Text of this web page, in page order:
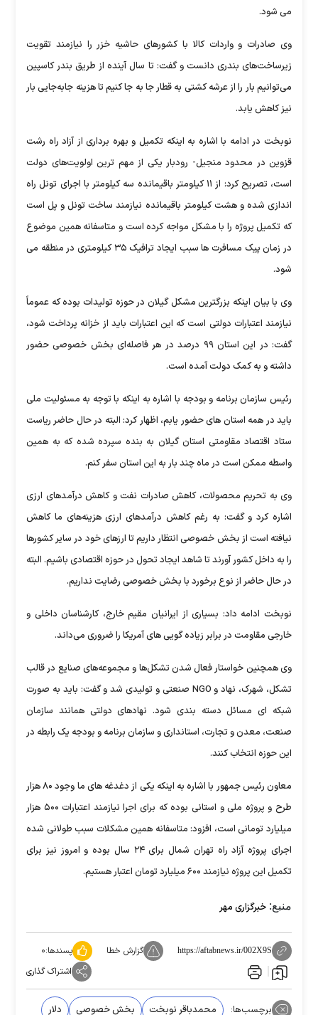
می شود.
وی صادرات و واردات کالا با کشورهای حاشیه خزر را نیازمند تقویت
زیرساخت‌های بندری دانست و گفت: تا سال آینده از طریق بندر کاسپین
می‌توانیم بار را از عرشه کشتی به قطار جا به جا کنیم تا هزینه جابه‌جایی بار
نیز کاهش یابد.
نوبخت در ادامه با اشاره به اینکه تکمیل و بهره برداری از آزاد راه رشت
قزوین در محدود منجیل- رودبار یکی از مهم ترین اولویت‌های دولت
است، تصریح کرد: از ۱۱ کیلومتر باقیمانده سه کیلومتر با اجرای تونل راه
اندازی شده و هشت کیلومتر باقیمانده نیازمند ساخت تونل و پل است
که تکمیل پروژه را با مشکل مواجه کرده است و متاسفانه همین موضوع
در زمان پیک مسافرت ها سبب ایجاد ترافیک ۳۵ کیلومتری در منطقه می
شود.
وی با بیان اینکه بزرگترین مشکل گیلان در حوزه تولیدات بوده که عموماً
نیازمند اعتبارات دولتی است که این اعتبارات باید از خزانه پرداخت شود،
گفت: در این استان ۹۹ درصد در هر فاصله‌ای بخش خصوصی حضور
داشته و به کمک دولت آمده است.
رئیس سازمان برنامه و بودجه با اشاره به اینکه با توجه به مسئولیت ملی
باید در همه استان های حضور یابم، اظهار کرد: البته در حال حاضر ریاست
ستاد اقتصاد مقاومتی استان گیلان به بنده سپرده شده که به همین
واسطه ممکن است در ماه چند بار به این استان سفر کنم.
وی به تحریم محصولات، کاهش صادرات نفت و کاهش درآمدهای ارزی
اشاره کرد و گفت: به رغم کاهش درآمدهای ارزی هزینه‌های ما کاهش
نیافته است از بخش خصوصی انتظار داریم تا ارزهای خود در سایر کشورها
را به داخل کشور آورند تا شاهد ایجاد تحول در حوزه اقتصادی باشیم. البته
در حال حاضر از نوع برخورد با بخش خصوصی رضایت نداریم.
نوبخت ادامه داد: بسیاری از ایرانیان مقیم خارج، کارشناسان داخلی و
خارجی مقاومت در برابر زیاده گویی های آمریکا را ضروری می‌داند.
وی همچنین خواستار فعال شدن تشکل‌ها و مجموعه‌های صنایع در قالب
تشکل، شهرک، نهاد و NGO صنعتی و تولیدی شد و گفت: باید به صورت
شبکه ای مسائل دسته بندی شود. نهادهای دولتی همانند سازمان
صنعت، معدن و تجارت، استانداری و سازمان برنامه و بودجه یک رابطه در
این حوزه انتخاب کنند.
معاون رئیس جمهور با اشاره به اینکه یکی از دغدغه های ما وجود ۸۰ هزار
طرح و پروژه ملی و استانی بوده که برای اجرا نیازمند اعتبارات ۵۰۰ هزار
میلیارد تومانی است، افزود: متاسفانه همین مشکلات سبب طولانی شده
اجرای پروژه آزاد راه تهران شمال برای ۲۴ سال بوده و امروز نیز برای
تکمیل این پروژه نیازمند ۶۰۰ میلیارد تومان اعتبار هستیم.
منبع: خبرگزاری مهر
https://aftabnews.ir/002X9S گزارش خطا پسندها:۰
اشتراک گذاری
برچسب‌ها: محمدباقر نوبخت بخش خصوصی دلار